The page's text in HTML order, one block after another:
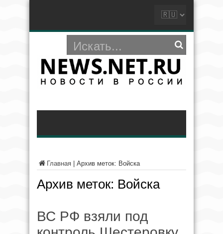
Главная Архив меток: Войска
Архив меток: Войска
ВС РФ взяли под